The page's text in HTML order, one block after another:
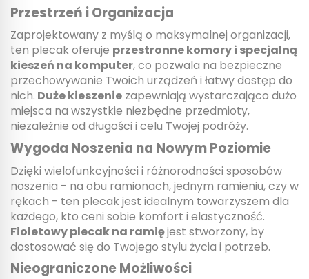
Przestrzeń i Organizacja
Zaprojektowany z myślą o maksymalnej organizacji,
ten plecak oferuje przestronne komory i specjalną
kieszeń na komputer, co pozwala na bezpieczne
przechowywanie Twoich urządzeń i łatwy dostęp do
nich. Duże kieszenie zapewniają wystarczająco dużo
miejsca na wszystkie niezbędne przedmioty,
niezależnie od długości i celu Twojej podróży.
Wygoda Noszenia na Nowym Poziomie
Dzięki wielofunkcyjności i różnorodności sposobów
noszenia - na obu ramionach, jednym ramieniu, czy w
rękach - ten plecak jest idealnym towarzyszem dla
każdego, kto ceni sobie komfort i elastyczność.
Fioletowy plecak na ramięjest stworzony, by
dostosować się do Twojego stylu życia i potrzeb.
Nieograniczone Możliwości